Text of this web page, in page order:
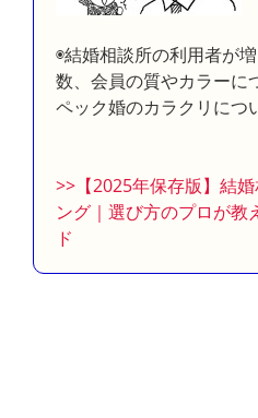
◉結婚相談所の利用者が
数、会員の質やカラーに
ペック婚のカラクリにつ
>>【2025年保存版】結
ング｜選び方のプロが教
ド